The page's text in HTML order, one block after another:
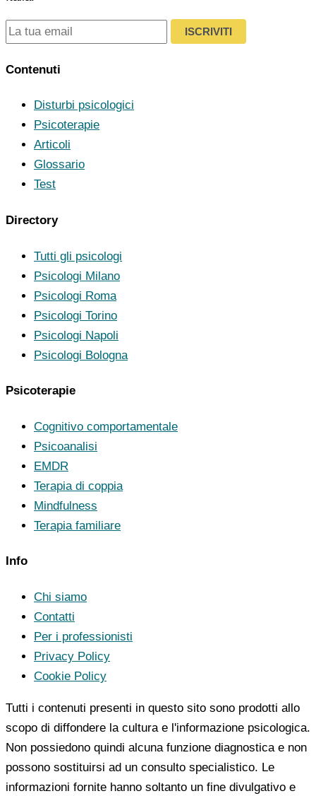
ISCRIVITI
Contenuti
Disturbi psicologici
Psicoterapie
Articoli
Glossario
Test
Directory
Tutti gli psicologi
Psicologi Milano
Psicologi Roma
Psicologi Torino
Psicologi Napoli
Psicologi Bologna
Psicoterapie
Cognitivo comportamentale
Psicoanalisi
EMDR
Terapia di coppia
Mindfulness
Terapia familiare
Info
Chi siamo
Contatti
Per i professionisti
Privacy Policy
Cookie Policy
Tutti i contenuti presenti in questo sito sono prodotti allo
scopo di diffondere la cultura e l'informazione psicologica.
Non possiedono quindi alcuna funzione diagnostica e non
possono sostituirsi ad un consulto specialistico. Le
informazioni fornite hanno soltanto un fine divulgativo e